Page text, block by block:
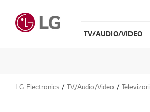
TV/AUDIO/VIDEO
LG Electronics TV/Audio/Video Televizori